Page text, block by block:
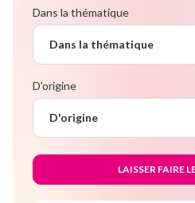
Dans la thématique
Dans la thématique
D'origine
D'origine